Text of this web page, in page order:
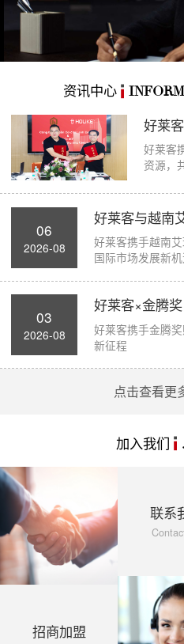
资讯中心
好莱客
资源，
06
2026-08
好莱客携手越南
国际市场发展新
03
2026-08
好莱客携手金腾
新征程
点击查看更
加入我们
招商加盟
联系